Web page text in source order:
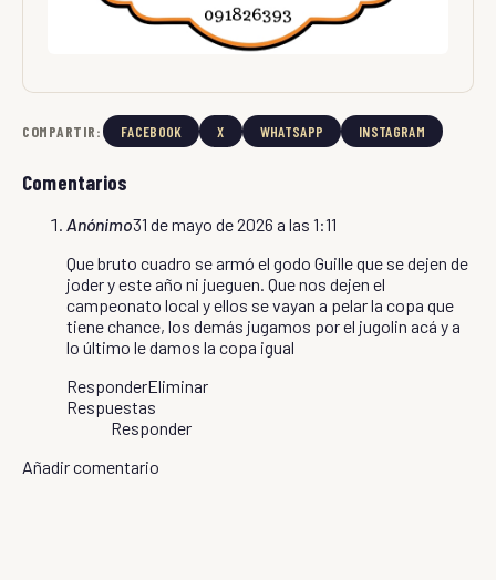
COMPARTIR: FACEBOOK X WHATSAPP INSTAGRAM
Comentarios
Anónimo31 de mayo de 2026 a las 1:11
Que bruto cuadro se armó el godo Guille que se dejen de
joder y este año ni jueguen. Que nos dejen el
campeonato local y ellos se vayan a pelar la copa que
tiene chance, los demás jugamos por el jugolin acá y a
lo último le damos la copa igual
ResponderEliminar
Respuestas
Responder
Añadir comentario